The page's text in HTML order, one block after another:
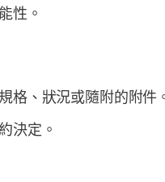
性。
格、狀況或隨附的附件
決定。